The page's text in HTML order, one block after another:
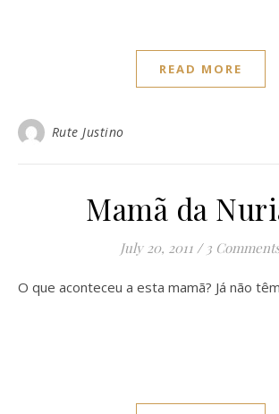
READ MORE
Rute Justino
Mamã da
July 20, 2011 / 3
O que aconteceu a esta mamã? Já não